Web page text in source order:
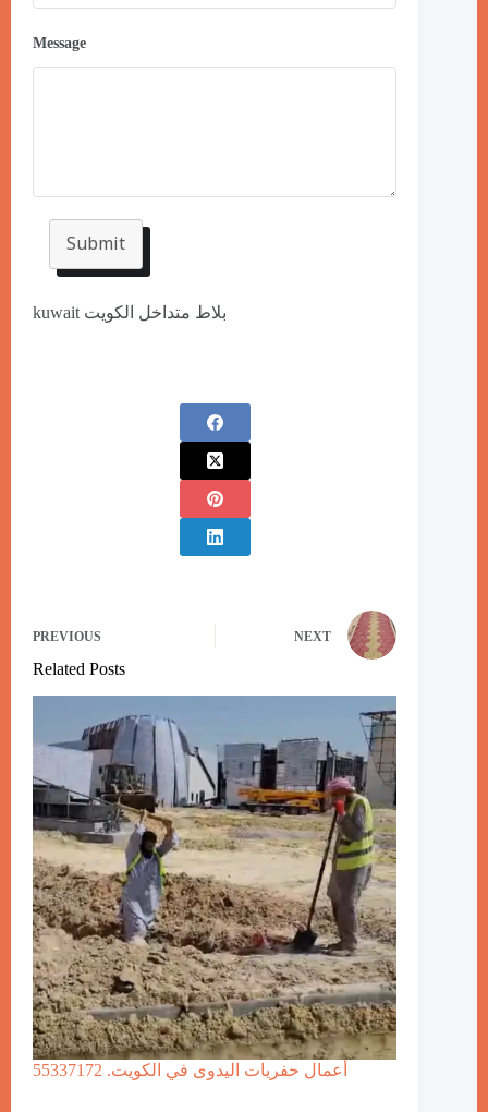
Message
Submit
kuwait بلاط متداخل الكويت
PREVIOUS NEXT
Related Posts
أعمال حفريات اليدوى في الكويت. 55337172